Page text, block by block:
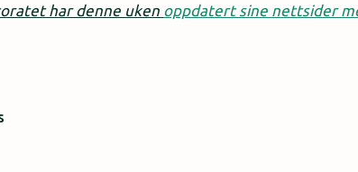
har denne uken oppdatert sine nettsider